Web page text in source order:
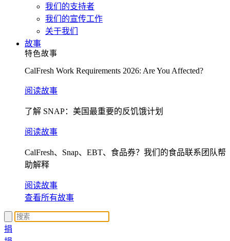
我们的支持者
我们的宣传工作
关于我们
故事
特色故事
CalFresh Work Requirements 2026: Are You Affected?
阅读故事
了解 SNAP：美国最重要的反饥饿计划
阅读故事
CalFresh、Snap、EBT、食品券？我们的食品联系团队帮
助解释
阅读故事
查看所有故事
捐